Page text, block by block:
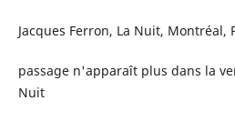
Jacques Ferron, La Nuit, Montréal,
passage n'apparaît plus dans la
Nuit